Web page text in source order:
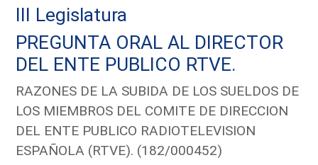
III Legislatura
PREGUNTA ORAL AL DIRECTOR
DEL ENTE PUBLICO RTVE.
RAZONES DE LA SUBIDA DE LOS SUELDOS DE
LOS MIEMBROS DEL COMITE DE DIRECCION
DEL ENTE PUBLICO RADIOTELEVISION
ESPAÑOLA (RTVE). (182/000452)